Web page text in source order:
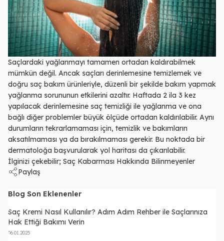
Saçlardaki yağlanmayı tamamen ortadan kaldırabilmek
mümkün değil. Ancak saçları derinlemesine temizlemek ve
doğru saç bakım ürünleriyle, düzenli bir şekilde bakım yapmak
yağlanma sorununun etkilerini azaltır. Haftada 2 ila 3 kez
yapılacak derinlemesine saç temizliği ile yağlanma ve ona
bağlı diğer problemler büyük ölçüde ortadan kaldırılabilir. Aynı
durumların tekrarlamaması için, temizlik ve bakımların
aksatılmaması ya da bırakılmaması gerekir. Bu noktada bir
dermatoloğa başvurularak yol haritası da çıkarılabilir.
İlginizi çekebilir; Saç Kabarması Hakkında Bilinmeyenler
Paylaş
Blog Son Eklenenler
Saç Kremi Nasıl Kullanılır? Adım Adım Rehber ile Saçlarınıza
Hak Ettiği Bakımı Verin
06.01.2025